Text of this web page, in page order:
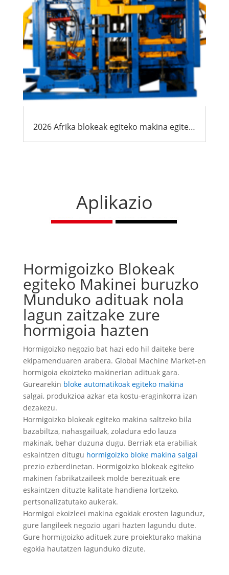
2026 Afrika blokeak egiteko makina egiteko azken gida: Kostuak, Tra & Hornitzaileen hautaketa
Aplikazio
Hormigoizko Blokeak
egiteko Makinei buruzko
Munduko adituak nola
lagun zaitzake zure
hormigoia hazten
Hormigoizko negozio bat hazi edo hil daiteke bere
ekipamenduaren arabera. Global Machine Market-en
hormigoia ekoizteko makinerian adituak gara.
Gurearekin bloke automatikoak egiteko makina
salgai, produkzioa azkar eta kostu-eraginkorra izan
dezakezu.
Hormigoizko blokeak egiteko makina saltzeko bila
bazabiltza, nahasgailuak, zoladura edo lauza
makinak, behar duzuna dugu. Berriak eta erabiliak
eskaintzen ditugu hormigoizko bloke makina salgai
prezio ezberdinetan. Hormigoizko blokeak egiteko
makinen fabrikatzaileek molde berezituak ere
eskaintzen dituzte kalitate handiena lortzeko,
pertsonalizatutako aukerak.
Hormigoi ekoizleei makina egokiak erosten lagunduz,
gure langileek negozio ugari hazten lagundu dute.
Gure hormigoizko adituek zure proiekturako makina
egokia hautatzen lagunduko dizute.